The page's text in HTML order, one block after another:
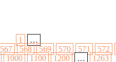
1
…
567 568 569 570 571
572
1000 1100 1200 … 1263